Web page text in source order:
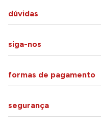
dúvidas
siga-nos
formas de pagamento
segurança